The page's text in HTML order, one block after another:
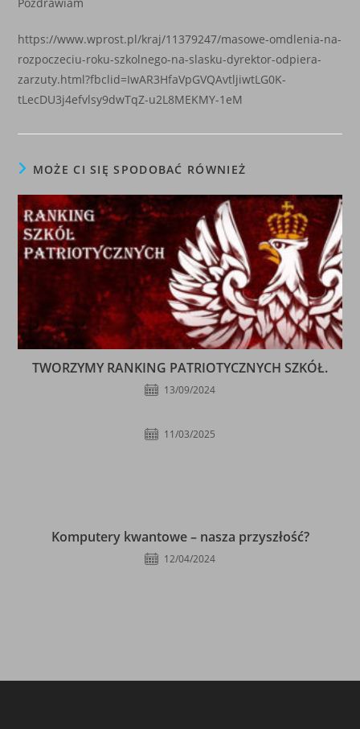
https://www.wprost.pl/kraj/11379247/masowe-omdlenia-na-
rozpoczeciu-roku-szkolnego-na-slasku-dyrektor-odpiera-
zarzuty.html?fbclid=IwAR3HfaVpGVQAvtljiwtLG0K-
tLecDU3j4efvlsy9dwTqZ-u2L8MEKMY-1eM
MOŻE CI SIĘ SPODOBAĆ RÓWNIEŻ
TWORZYMY RANKING PATRIOTYCZNYCH SZKÓŁ.
13/09/2024
11/03/2025
Komputery kwantowe – nasza przyszłość?
12/04/2024